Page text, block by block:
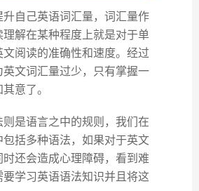
自己英语词汇量，词汇量作
解在某种程度上就是对于单
阅读的准确性和速度。经过
文词汇量过少，只有掌握一
意了。
是语言之中的规则，我们在
括多种语法，如果对于英文
还会造成心理障碍，看到难
学习英语语法知识并且将这